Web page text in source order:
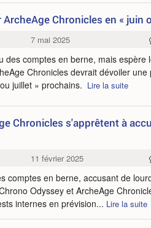
Chronicles en « juin
7 mai 2025
des comptes en berne, mais espère
Chronicles devrait dévoiler
juillet » prochains. Lire la suite
Chronicles s'apprêtent à
11 février 2025
comptes en berne, accusant de
Odyssey et ArcheAge
internes en prévision... Lire la suite